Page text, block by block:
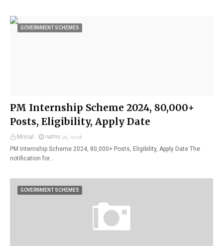
GOVERNMENT SCHEMES
PM Internship Scheme 2024, 80,000+
Posts, Eligibility, Apply Date
Mrinal
অক্টোবর ১৫, ২০২৪
PM Internship Scheme 2024, 80,000+ Posts, Eligibility, Apply Date The
notification for…
GOVERNMENT SCHEMES